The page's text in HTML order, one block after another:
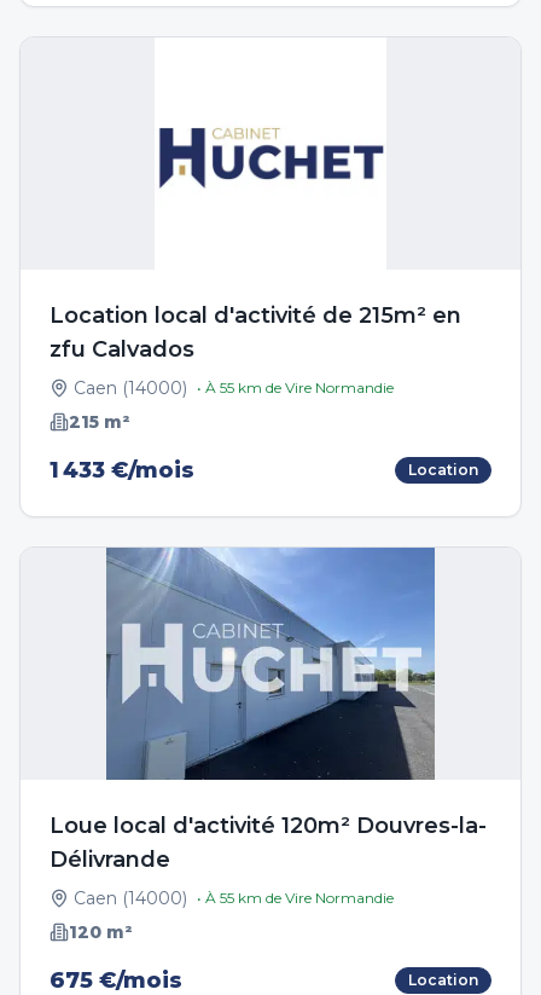
Location local d'activité de 215m² en
zfu Calvados
Caen (14000) • À 55 km de Vire Normandie
215 m²
1 433 €/mois Location
Loue local d'activité 120m² Douvres-la-
Délivrande
Caen (14000) • À 55 km de Vire Normandie
120 m²
675 €/mois Location